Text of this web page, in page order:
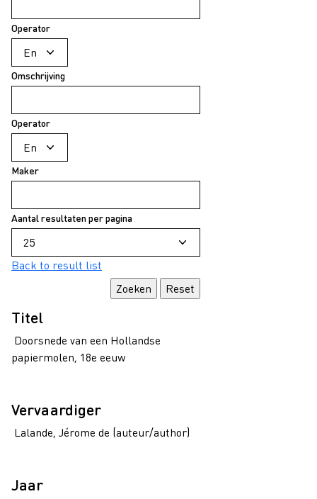
Operator
Omschrijving
Operator
Maker
Aantal resultaten per pagina
Back to result list
Titel
Doorsnede van een Hollandse
papiermolen, 18e eeuw
Vervaardiger
Lalande, Jérome de (auteur/author)
Jaar